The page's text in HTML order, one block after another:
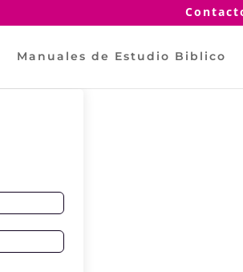
Manuales de Estudio Biblico